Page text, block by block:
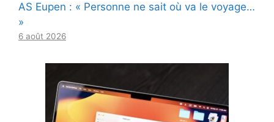
AS Eupen : « Personne ne sait où va le voyage…
»
6 août 2026